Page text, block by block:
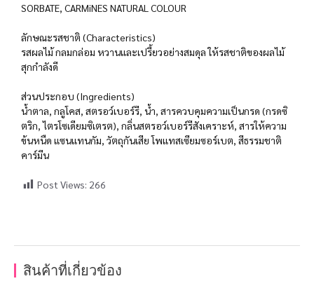
SORBATE, CARMiNES NATURAL COLOUR
ลักษณะรสชาติ (Characteristics)
รสผลไม้ กลมกล่อม หวานและเปรี้ยวอย่างสมดุล ให้รสชาติของผลไม้
สุกกำลังดี
ส่วนประกอบ (Ingredients)
น้ำตาล, กลูโคส, สตรอว์เบอร์รี, น้ำ, สารควบคุมความเป็นกรด (กรดซิ
ตริก, ไตรโซเดียมซิเตรต), กลิ่นสตรอว์เบอร์รีสังเคราะห์, สารให้ความ
ข้นหนืด แซนแทนกัม, วัตถุกันเสีย โพแทสเซียมซอร์เบต, สีธรรมชาติ
คาร์มีน
Post Views: 266
สินค้าที่เกี่ยวข้อง